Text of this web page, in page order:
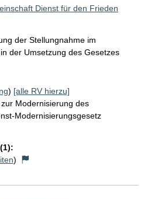
Dienst für den Frieden
der Stellungnahme im
der Umsetzung des Gesetzes
) [alle RV hierzu]
Modernisierung des
Modernisierungsgesetz
)